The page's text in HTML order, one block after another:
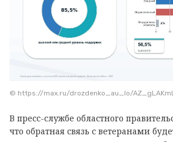
© https://max.ru/drozdenko_au_lo/
В пресс-службе областного
что обратная связь с ветеранами